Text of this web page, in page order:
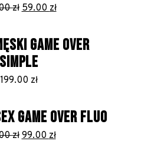
zł Pierwotna
wynosiła:
129.00 zł.
59.00złAktualna
wynosi:
GAME OVER
SIMPLE
199.00 zł
GAME OVER FLUO
zł Pierwotna
99.00złAktualna